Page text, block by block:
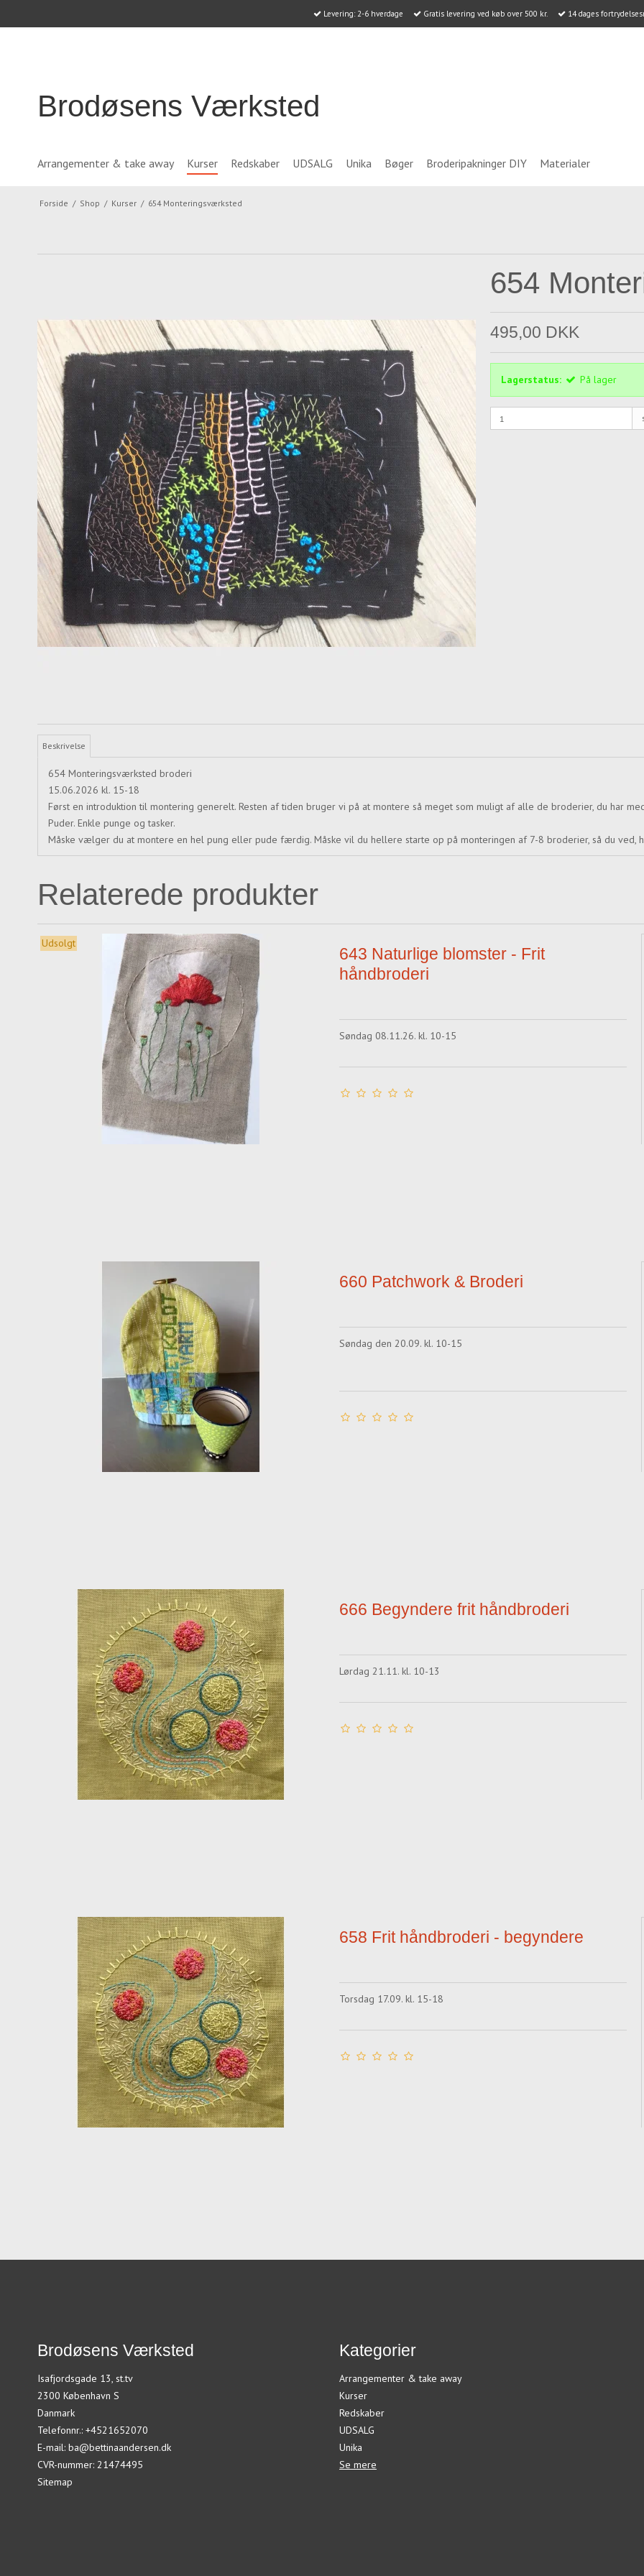
Levering: 2-6 hverdage Gratis levering ved køb over 500 kr. 14 dages
Brodøsens Værksted
Arrangementer & take away Kurser Redskaber UDSALG Unika Bøger Broderipakninger DIY Materialer
Forside / Shop / Kurser / 654 Monteringsværksted
654
495,00 DKK
Lagerstatus: På lager
Beskrivelse
654 Monteringsværksted broderi
15.06.2026 kl. 15-18
Først en introduktion til montering generelt. Resten af tiden bruger vi på at montere så meget som muligt af alle de broderier, du har
Puder. Enkle punge og tasker.
Måske vælger du at montere en hel pung eller pude færdig. Måske vil du hellere starte op på monteringen af 7-8 broderier, så du
Relaterede produkter
Udsolgt
643 Naturlige blomster - Frit
håndbroderi
Søndag 08.11.26. kl. 10-15
660 Patchwork & Broderi
Søndag den 20.09. kl. 10-15
666 Begyndere frit håndbroderi
Lørdag 21.11. kl. 10-13
658 Frit håndbroderi - begyndere
Torsdag 17.09. kl. 15-18
Brodøsens Værksted
Isafjordsgade 13, st.tv
2300 København S
Danmark
Telefonnr.: +4521652070
E-mail: ba@bettinaandersen.dk
CVR-nummer: 21474495
Sitemap
Kategorier
Arrangementer & take away
Kurser
Redskaber
UDSALG
Unika
Se mere